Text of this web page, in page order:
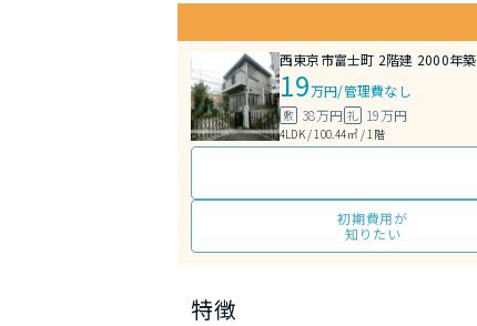
西東京市富士町 2階建 2000年築
19万円/管理費なし
敷 38万円 礼 19万円
4LDK / 100.44㎡ / 1階
初期費用が
知りたい
特徴